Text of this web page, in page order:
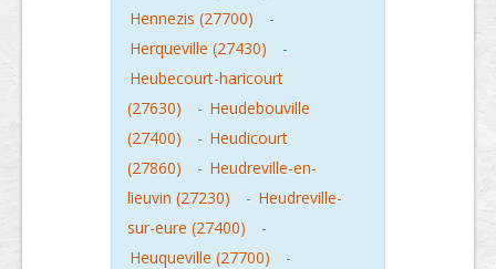
Hennezis (27700)
-
Herqueville (27430)
-
Heubecourt-haricourt
(27630)
- Heudebouville
(27400)
- Heudicourt
(27860)
- Heudreville-en-
lieuvin (27230)
- Heudreville-
sur-eure (27400)
-
Heuqueville (27700)
-